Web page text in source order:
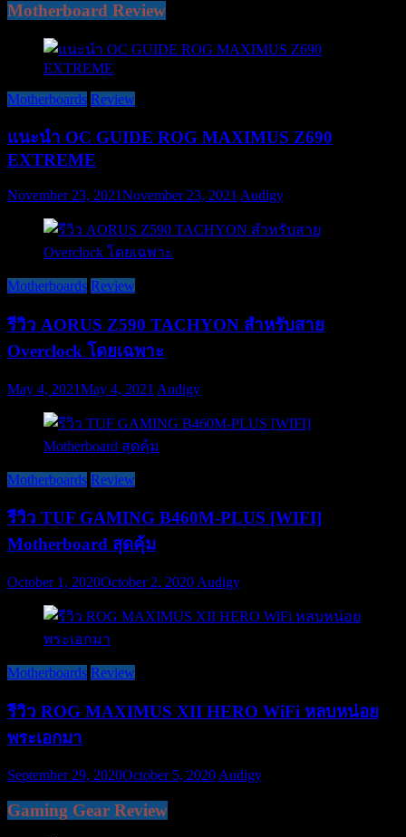
Motherboard Review
Motherboards Review
แนะนำ OC GUIDE ROG MAXIMUS Z690
EXTREME
November 23, 2021November 23, 2021 Audigy
Motherboards Review
รีวิว AORUS Z590 TACHYON สำหรับสาย
Overclock โดยเฉพาะ
May 4, 2021May 4, 2021 Audigy
Motherboards Review
รีวิว TUF GAMING B460M-PLUS [WIFI]
Motherboard สุดคุ้ม
October 1, 2020October 2, 2020 Audigy
Motherboards Review
รีวิว ROG MAXIMUS XII HERO WiFi หลบหน่อย
พระเอกมา
September 29, 2020October 5, 2020Audigy
Gaming Gear Review